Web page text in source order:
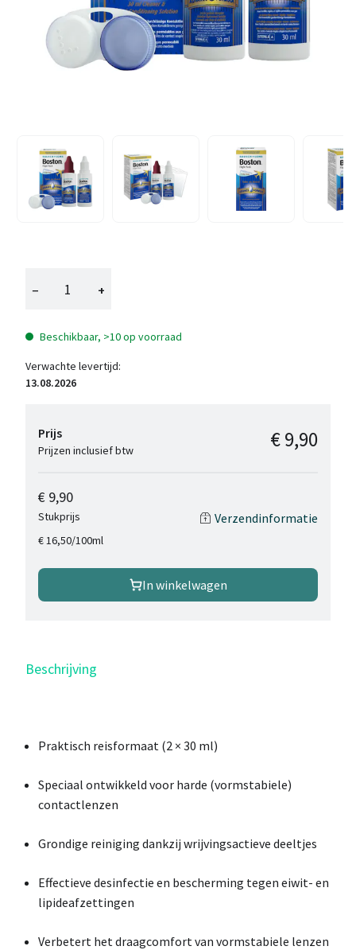
− +
Beschikbaar, >10 op voorraad
Verwachte levertijd:
13.08.2026
Prijs
Prijzen inclusief btw € 9,90
€ 9,90
Stukprijs
€ 16,50/100ml
Verzendinformatie
In winkelwagen
Beschrijving
Praktisch reisformaat (2 × 30 ml)
Speciaal ontwikkeld voor harde (vormstabiele)
contactlenzen
Grondige reiniging dankzij wrijvingsactieve deeltjes
Effectieve desinfectie en bescherming tegen eiwit- en
lipideafzettingen
Verbetert het draagcomfort van vormstabiele lenzen